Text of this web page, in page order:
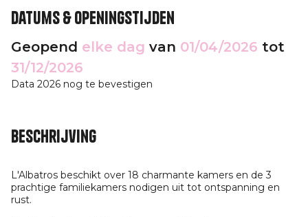
Datums & openingstijden
Geopend elke dag van 01/04/2026 tot
31/12/2026
Data 2026 nog te bevestigen
Beschrijving
L'Albatros beschikt over 18 charmante kamers en de 3
prachtige familiekamers nodigen uit tot ontspanning en
rust.